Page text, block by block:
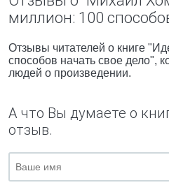
миллион: 100
Отзывы читателей о книге
способов начать свое дело",
людей о произведении.
А что Вы думаете о
отзыв.